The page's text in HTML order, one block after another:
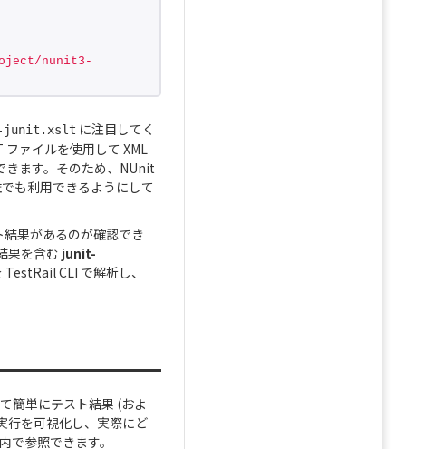
nunit3-
junit.xslt に注目してく
ァイルを使用して XML
きます。そのため、NUnit
も利用できるようにして
果があるのが確認でき
果を含む junit-
CLI で解析し、
簡単にテスト結果 (およ
行を可視化し、実際にど
参照できます。